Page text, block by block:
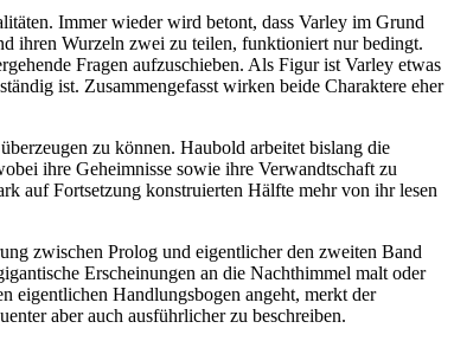
Immer wieder wird betont, dass Varley im Grund
ihren Wurzeln zwei zu teilen, funktioniert nur bedingt.
Fragen aufzuschieben. Als Figur ist Varley etwas
ist. Zusammengefasst wirken beide Charaktere eher
zu können. Haubold arbeitet bislang die
ihre Geheimnisse sowie ihre Verwandtschaft zu
auf Fortsetzung konstruierten Hälfte mehr von ihr lesen
zwischen Prolog und eigentlicher den zweiten Band
Erscheinungen an die Nachthimmel malt oder
eigentlichen Handlungsbogen angeht, merkt der
aber auch ausführlicher zu beschreiben.